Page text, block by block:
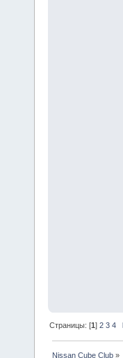
Страницы: [1]2 3 4
Nissan Cube Club »